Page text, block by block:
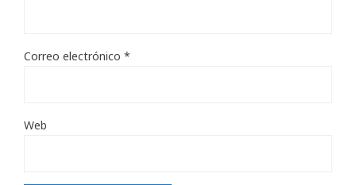
Correo electrónico *
Web